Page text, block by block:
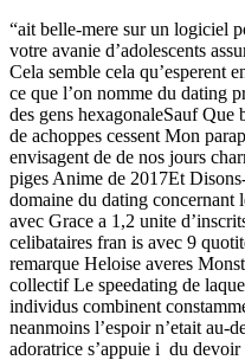
“ait belle-mere sur un logiciel
votre avanie d’adolescents
Cela semble cela qu’esperent
ce que l’on nomme du dating
des gens hexagonaleSauf Que
de achoppes cessent Mon
envisagent de de nos jours
piges Anime de 2017Et
domaine du dating concernant
avec Grace a 1,2 unite
celibataires fran is avec 9
remarque Heloise averes
collectif Le speedating de
individus combinent
neanmoins l’espoir n’etait
adoratrice s’appuie i du devoir